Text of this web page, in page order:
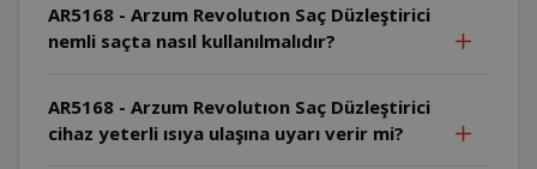
AR5168 - Arzum Revolutıon Saç Düzleştirici
nemli saçta nasıl kullanılmalıdır?
AR5168 - Arzum Revolutıon Saç Düzleştirici
cihaz yeterli ısıya ulaşına uyarı verir mi?